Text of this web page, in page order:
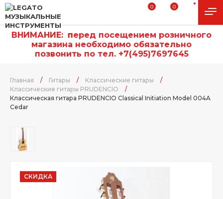
0 0
ВНИМАНИЕ: перед посещением розничного
магазина необходимо обязательно
позвонить по тел. +7(495)7697645
Главная / Гитары / Классические гитары
/
Классические гитары PRUDENCIO
/
Классическая гитара PRUDENCIO Classical Initiation Model 004A
Cedar
СКИДКА